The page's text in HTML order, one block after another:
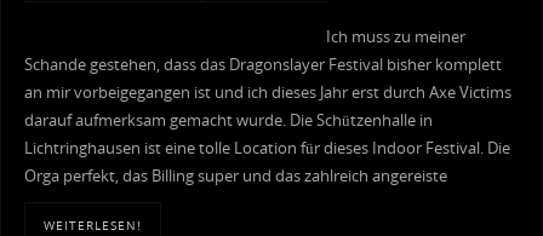
Ich muss zu meiner
Schande gestehen, dass das Dragonslayer Festival bisher komplett
an mir vorbeigegangen ist und ich dieses Jahr erst durch Axe Victims
darauf aufmerksam gemacht wurde. Die Schützenhalle in
Lichtringhausen ist eine tolle Location für dieses Indoor Festival. Die
Orga perfekt, das Billing super und das zahlreich angereiste
WEITERLESEN!